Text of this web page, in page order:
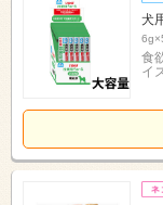
犬
食
イ